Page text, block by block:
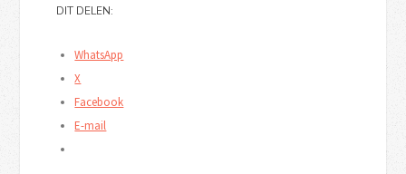
DIT DELEN:
WhatsApp
X
Facebook
E-mail